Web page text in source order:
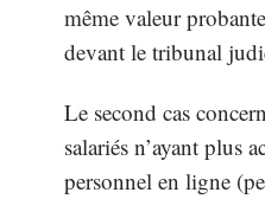
même valeur
devant le tribunal
Le second cas
salariés n’ayant plus
personnel en ligne